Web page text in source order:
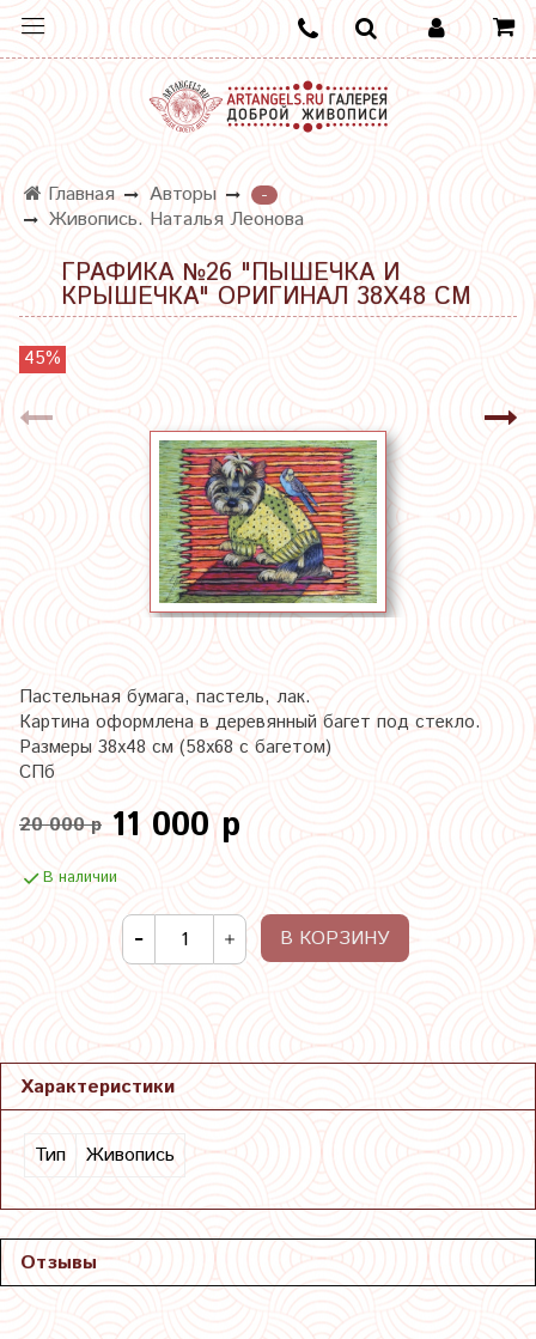
Главная Авторы
-
Живопись. Наталья Леонова
ГРАФИКА №26 "ПЫШЕЧКА И
КРЫШЕЧКА" ОРИГИНАЛ 38Х48 СМ
45%
Пастельная бумага, пастель, лак.
Картина оформлена в деревянный багет под стекло.
Размеры 38х48 см (58х68 с багетом)
СПб
20 000 р 11 000 р
В наличии
В КОРЗИНУ
Характеристики
Тип Живопись
Отзывы